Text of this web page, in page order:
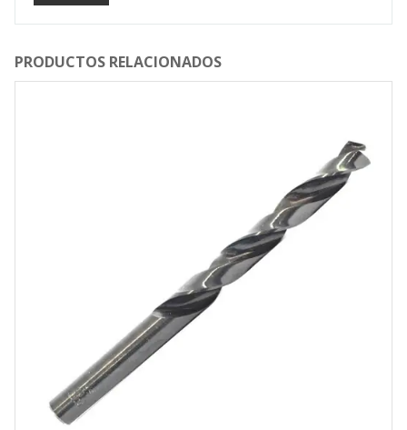
PRODUCTOS RELACIONADOS